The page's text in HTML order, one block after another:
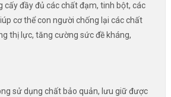
cấy đầy đủ các chất đạm, tinh bột, các
cơ thể con người chống lại các chất
thị lực, tăng cường sức đề kháng,
sử dụng chất bảo quản, lưu giữ được